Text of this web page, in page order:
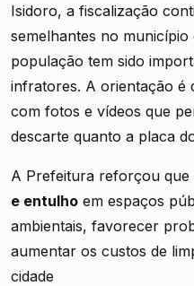
Isidoro, a fiscalização
semelhantes no
população tem sido
infratores. A orientação é
com fotos e vídeos que
descarte quanto a placa
A Prefeitura reforçou que
e entulho em espaços
ambientais, favorecer
aumentar os custos de
cidade